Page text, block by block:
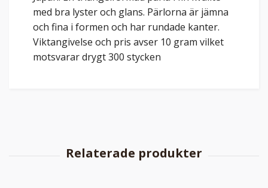
med bra lyster och glans. Pärlorna är jämna
och fina i formen och har rundade kanter.
Viktangivelse och pris avser 10 gram vilket
motsvarar drygt 300 stycken